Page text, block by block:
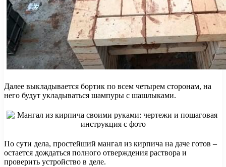
Далее выкладывается бортик по всем четырем сторонам, на
него будут укладываться шампуры с шашлыками.
По сути дела, простейший мангал из кирпича на даче готов –
остается дождаться полного отверждения раствора и
проверить устройство в деле.